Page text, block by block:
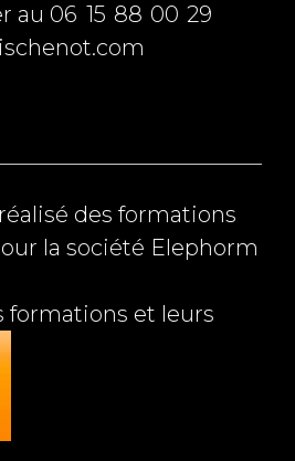
au 06 15 88 00 29
des formations
la société Elephorm
formations et leurs